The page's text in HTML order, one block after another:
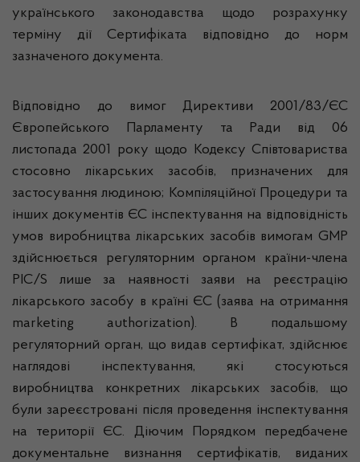
українського законодавства щодо розрахунку
терміну дії Сертифіката відповідно до норм
зазначеного документа.
Відповідно до вимог Директиви 2001/83/ЄС
Європейського Парламенту та Ради від 06
листопада 2001 року щодо Кодексу Співтовариства
стосовно лікарських засобів, призначених для
застосування людиною; Компіляційної Процедури та
інших документів ЄС інспектування на відповідність
умов виробництва лікарських засобів вимогам GMP
здійснюється регуляторним органом країни-члена
PIC/S лише за наявності заяви на реєстрацію
лікарського засобу в країні ЄС (заява на отримання
marketing authorization). В подальшому
регуляторний орган, що видав сертифікат, здійснює
наглядові інспектування, які стосуються
виробництва конкретних лікарських засобів, що
були зареєстровані після проведення інспектування
на території ЄС. Діючим Порядком передбачене
документальне визнання сертифікатів, виданих